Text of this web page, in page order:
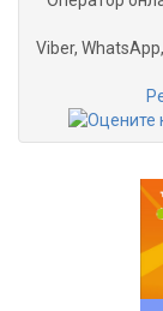
Viber,